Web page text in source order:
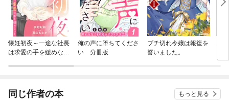
懐妊初夜～一途な社長
は求愛の手を緩めない
俺の声に堕ちてくださ
い 分冊版
ブチ切れ令嬢は報復を
誓いました。
同じ作者の本 もっと見る